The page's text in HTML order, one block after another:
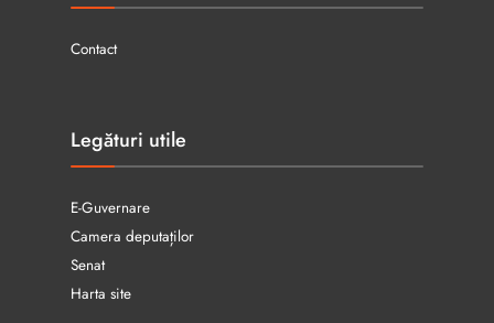
Contact
Legături utile
E-Guvernare
Camera deputaților
Senat
Harta site